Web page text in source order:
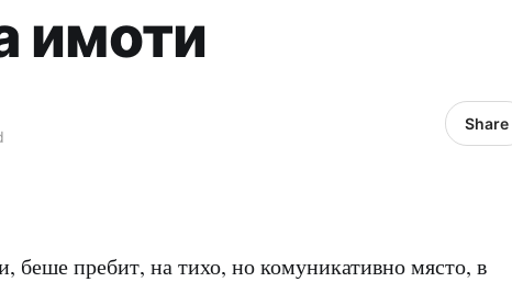
имоти
Share
беше пребит, на тихо, но комуникативно място, в